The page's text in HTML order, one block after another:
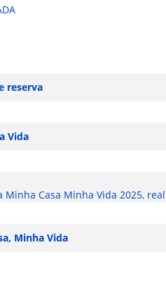
reserva
Vida
Casa Minha Vida 2025,
Minha Vida